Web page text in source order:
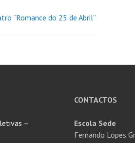
“Romance do 25 de Abril”
–
CONTACTOS
Escola Sede
Fernando Lopes